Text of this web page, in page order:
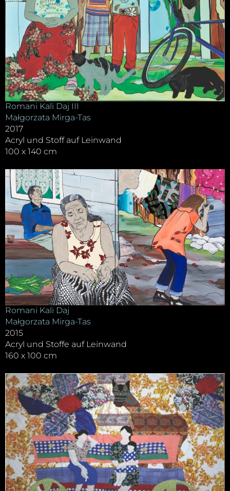
Romani Kali Daj III
Małgorzata Mirga-Tas
2017
Acryl und Stoff auf Leinwand
100 x 140 cm
Romani Kali Daj
Małgorzata Mirga-Tas
2015
Acryl und Stoffe auf Leinwand
160 x 100 cm